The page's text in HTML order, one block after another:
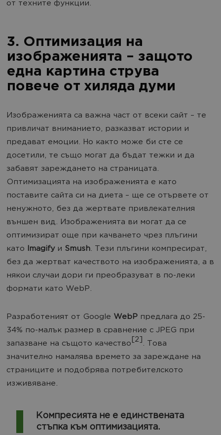
от техните функции.
3. Оптимизация на
изображенията – защото
една картина струва
повече от хиляда думи
Изображенията са важна част от всеки сайт – те
привличат вниманието, разказват истории и
предават емоции. Но както може би сте се
досетили, те също могат да бъдат тежки и да
забавят зареждането на страницата.
Оптимизацията на изображенията е като
поставите сайта си на диета – ще се отървете от
ненужното, без да жертвате привлекателния
външен вид. Изображенията ви могат да се
оптимизират още при качването чрез плъгини
като Imagify и Smush. Тези плъгини компресират,
без да жертват качеството на изображенията, а в
някои случаи дори ги преобразуват в по-леки
формати като WebP.
Разработеният от Google WebP предлага до 25-
34% по-малък размер в сравнение с JPEG при
запазване на същото качество [2] . Това
значително намалява времето за зареждане на
страниците и подобрява потребителското
изживяване.
Компресията не е единствената
стъпка към оптимизацията.